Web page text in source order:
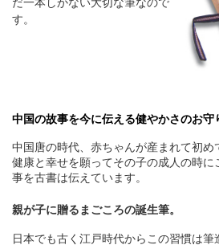
だ一本しかない大切な筆なので
す。
中国の故事を今に伝える健やかさのお守
中国唐の時代、赤ちゃんが産まれて初め
健康と幸せを願ってその子の成人の時に
事を古書は伝えています。
親が子に贈るまごころの誕生筆。
日本でも古く江戸時代からこの習慣は